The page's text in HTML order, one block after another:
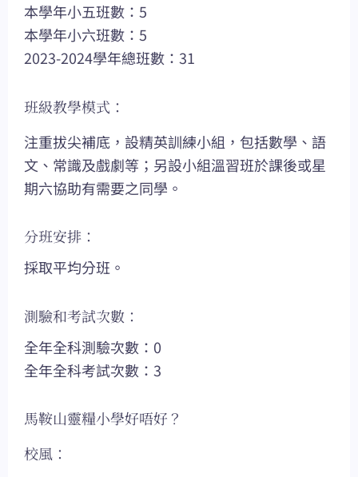
本學年小五班數：5
本學年小六班數：5
2023-2024學年總班數：31
班級教學模式：
注重拔尖補底，設精英訓練小組，包括數學、語
文、常識及戲劇等；另設小組溫習班於課後或星
期六協助有需要之同學。
分班安排：
採取平均分班。
測驗和考試次數：
全年全科測驗次數：0
全年全科考試次數：3
馬鞍山靈糧小學好唔好？
校風：